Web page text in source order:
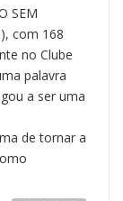
SEM
com 168
no Clube
palavra
a ser uma
de tornar a